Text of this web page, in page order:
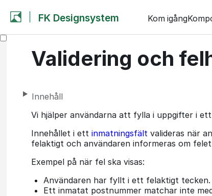
FK Designsystem Kom igång
Validering och
Innehåll
Vi hjälper användarna att fylla i uppgifter i
Innehållet i ett inmatningsfält valideras när
felaktigt och användaren informeras om
Exempel på när fel ska visas:
Användaren har fyllt i ett felaktigt tecken.
Ett inmatat postnummer matchar inte